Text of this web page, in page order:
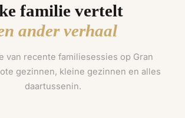
familie vertelt
ander verhaal
van recente familiesessies op Gran
gezinnen, kleine gezinnen en alles
daartussenin.